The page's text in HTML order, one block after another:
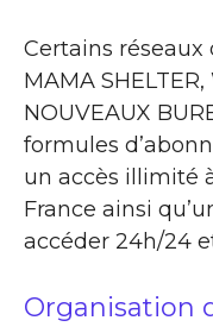
Certains
MAMA SHELTER,
NOUVEAUX
formules
un accès illimité
France ainsi
accéder 24h/24
Organisation